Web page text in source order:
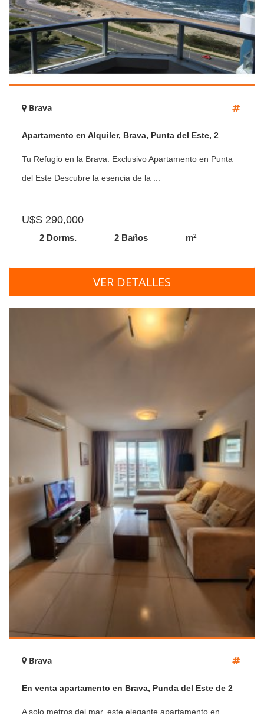
Brava
Apartamento en Alquiler, Brava, Punta del Este, 2
Dormitorios.
Tu Refugio en la Brava: Exclusivo Apartamento en Punta
del Este Descubre la esencia de la ...
U$S 290,000
2 Dorms. 2 Baños m2
VER DETALLES
Brava
En venta apartamento en Brava, Punda del Este de 2
dormitorios.
A solo metros del mar, este elegante apartamento en